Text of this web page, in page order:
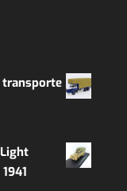
transporte